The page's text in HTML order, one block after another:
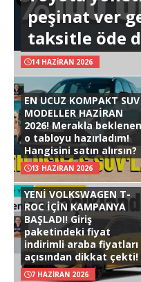
peşinat ver
taksitle öde
14 HAZIRAN 2026
EN UCUZ KOMPAKT SUV
MODELLER HAZİRAN
2026! Merakla beklenen
o tabloyu hazırladım!
Hangisini satın alırsın?
13 HAZIRAN 2026
YENİ VOLKSWAGEN T-
ROC İÇİN KAMPANYA
BAŞLADI! Giriş
paketindeki fiyat
indirimli araba fiyatları
açısından dikkat çekti!
7 HAZIRAN 2026